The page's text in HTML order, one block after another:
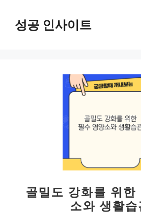
성공 인사이트
골밀도 강화를 위한
소와 생활습